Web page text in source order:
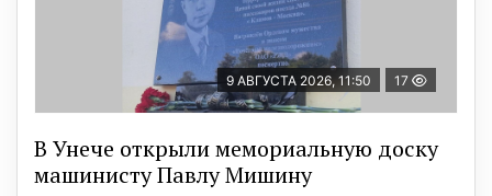
9 АВГУСТА 2026, 11:50 17
В Унече открыли мемориальную доску
машинисту Павлу Мишину